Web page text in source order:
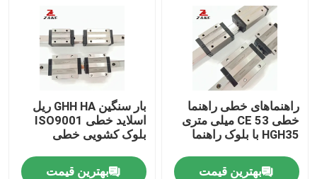
راهنماهای خطی راهنما
خطی CE 53 میلی متری
HGH35 با بلوک راهنما
بهترین قیمت
بار سنگین GHH HA ریل
اسلاید خطی ISO9001
بلوک کشویی خطی
بهترین قیمت